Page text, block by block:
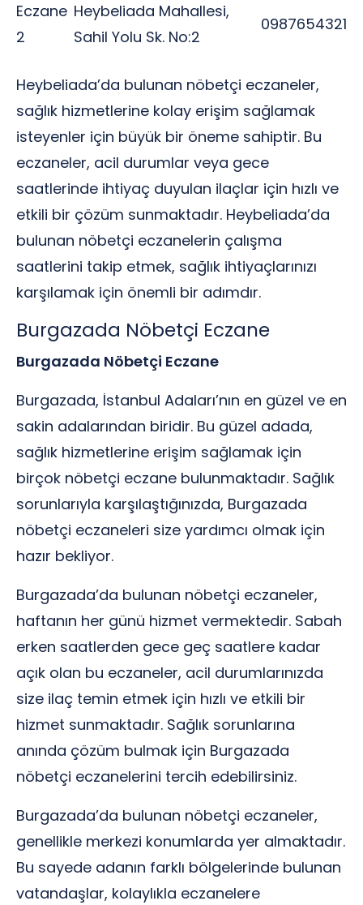
Eczane
2
Heybeliada Mahallesi,
Sahil Yolu Sk. No:2
0987654321
Heybeliada’da bulunan nöbetçi eczaneler,
sağlık hizmetlerine kolay erişim sağlamak
isteyenler için büyük bir öneme sahiptir. Bu
eczaneler, acil durumlar veya gece
saatlerinde ihtiyaç duyulan ilaçlar için hızlı ve
etkili bir çözüm sunmaktadır. Heybeliada’da
bulunan nöbetçi eczanelerin çalışma
saatlerini takip etmek, sağlık ihtiyaçlarınızı
karşılamak için önemli bir adımdır.
Burgazada Nöbetçi Eczane
Burgazada Nöbetçi Eczane
Burgazada, İstanbul Adaları’nın en güzel ve en
sakin adalarından biridir. Bu güzel adada,
sağlık hizmetlerine erişim sağlamak için
birçok nöbetçi eczane bulunmaktadır. Sağlık
sorunlarıyla karşılaştığınızda, Burgazada
nöbetçi eczaneleri size yardımcı olmak için
hazır bekliyor.
Burgazada’da bulunan nöbetçi eczaneler,
haftanın her günü hizmet vermektedir. Sabah
erken saatlerden gece geç saatlere kadar
açık olan bu eczaneler, acil durumlarınızda
size ilaç temin etmek için hızlı ve etkili bir
hizmet sunmaktadır. Sağlık sorunlarına
anında çözüm bulmak için Burgazada
nöbetçi eczanelerini tercih edebilirsiniz.
Burgazada’da bulunan nöbetçi eczaneler,
genellikle merkezi konumlarda yer almaktadır.
Bu sayede adanın farklı bölgelerinde bulunan
vatandaşlar, kolaylıkla eczanelere